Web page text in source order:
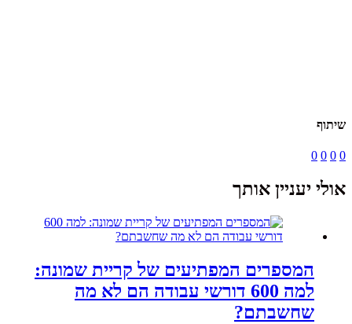
שיתוף
0
0
0
0
אולי יעניין אותך
המספרים המפתיעים של קריית שמונה:
למה 600 דורשי עבודה הם לא מה
שחשבתם?